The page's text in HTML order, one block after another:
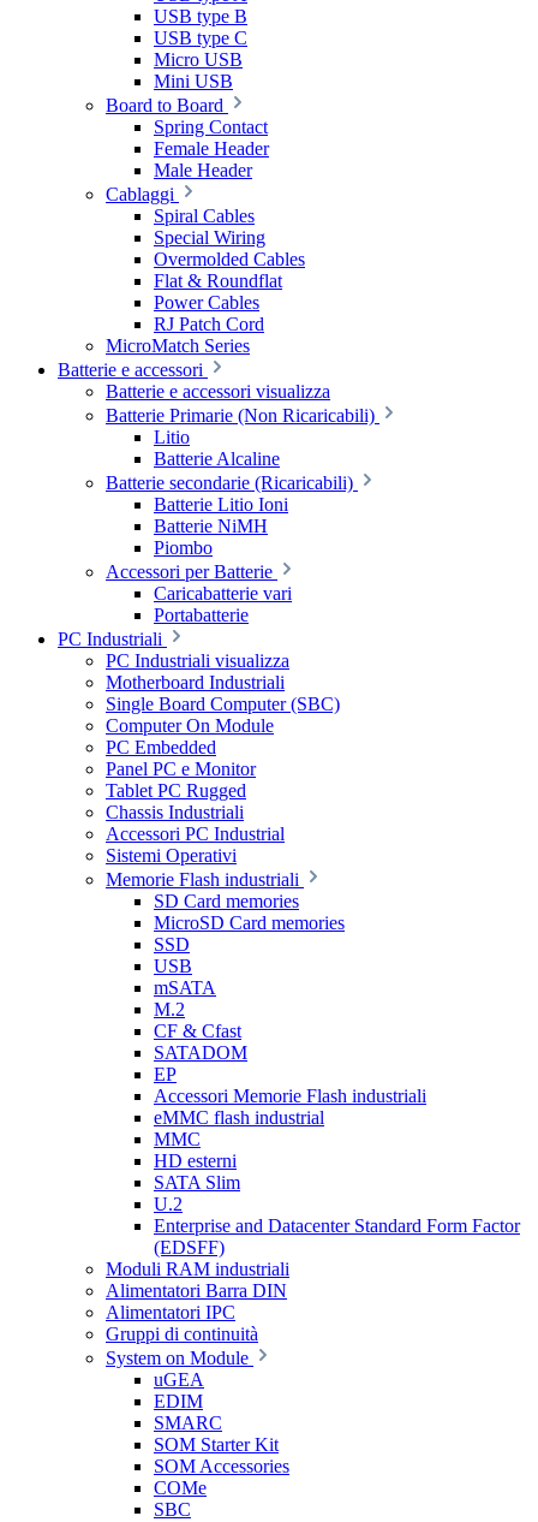
USB type B
USB type C
Micro USB
Mini USB
Board to Board
Spring Contact
Female Header
Male Header
Cablaggi
Spiral Cables
Special Wiring
Overmolded Cables
Flat & Roundflat
Power Cables
RJ Patch Cord
MicroMatch Series
Batterie e accessori
Batterie e accessori visualizza
Batterie Primarie (Non Ricaricabili)
Litio
Batterie Alcaline
Batterie secondarie (Ricaricabili)
Batterie Litio Ioni
Batterie NiMH
Piombo
Accessori per Batterie
Caricabatterie vari
Portabatterie
PC Industriali
PC Industriali visualizza
Motherboard Industriali
Single Board Computer (SBC)
Computer On Module
PC Embedded
Panel PC e Monitor
Tablet PC Rugged
Chassis Industriali
Accessori PC Industrial
Sistemi Operativi
Memorie Flash industriali
SD Card memories
MicroSD Card memories
SSD
USB
mSATA
M.2
CF & Cfast
SATADOM
EP
Accessori Memorie Flash industriali
eMMC flash industrial
MMC
HD esterni
SATA Slim
U.2
Enterprise and Datacenter Standard Form Factor
(EDSFF)
Moduli RAM industriali
Alimentatori Barra DIN
Alimentatori IPC
Gruppi di continuità
System on Module
uGEA
EDIM
SMARC
SOM Starter Kit
SOM Accessories
COMe
SBC